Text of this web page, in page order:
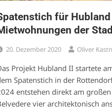
für
der
20. Dezember 2020 Oliver
Projekt Hubland II startete
Spatenstich in der
entstehen direkt am
vier architektonisch